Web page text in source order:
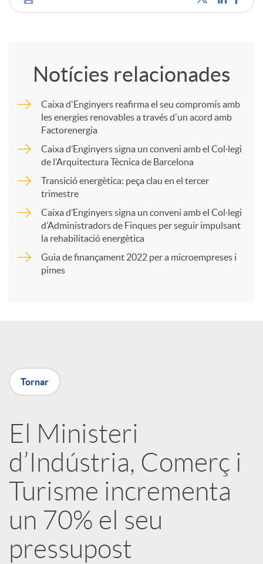
C
r
X
a
r
x
e
Notícies relacionades
Caixa d'Enginyers reafirma el seu compromís amb
les energies renovables a través d'un acord amb
Factorenergia
Caixa d’Enginyers signa un conveni amb el Col·legi
de l’Arquitectura Tècnica de Barcelona
Transició energètica: peça clau en el tercer
trimestre
Caixa d’Enginyers signa un conveni amb el Col·legi
d’Administradors de Finques per seguir impulsant
la rehabilitació energètica
Guia de finançament 2022 per a microempreses i
pimes
Tornar
El Ministeri
d’Indústria, Comerç i
Turisme incrementa
un 70% el seu
pressupost